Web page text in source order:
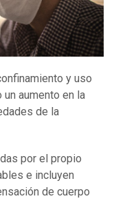
y uso
aumento en la
de la
por el propio
e incluyen
de cuerpo